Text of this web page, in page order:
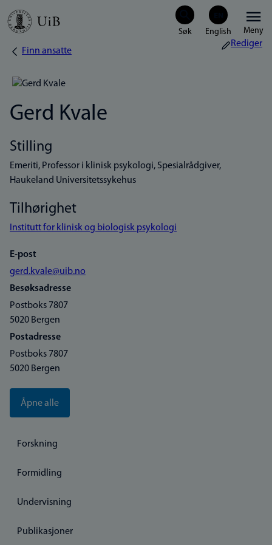
Hopp
Meny
Navigasjonssti
Finn ansatte
Rediger
Gerd Kvale
Stilling
Emeriti, Professor i klinisk psykologi, Spesialrådgiver,
Haukeland Universitetssykehus
Tilhørighet
Institutt for klinisk og biologisk psykologi
E-post
gerd.kvale@uib.no
Besøksadresse
Postboks 7807
5020 Bergen
Postadresse
Postboks 7807
5020 Bergen
Åpne alle
Forskning
Formidling
Undervisning
Publikasjoner